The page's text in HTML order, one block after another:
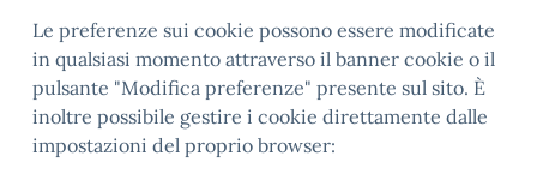
Le preferenze sui cookie possono essere modificate
in qualsiasi momento attraverso il banner cookie o il
pulsante "Modifica preferenze" presente sul sito. È
inoltre possibile gestire i cookie direttamente dalle
impostazioni del proprio browser: